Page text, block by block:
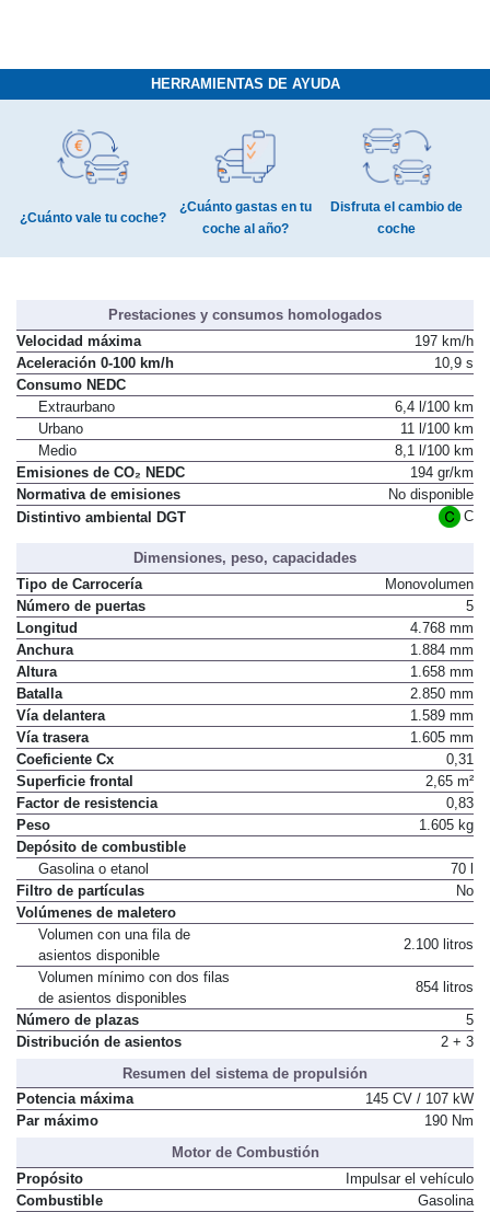
HERRAMIENTAS DE AYUDA
¿Cuánto vale tu coche?
¿Cuánto gastas en tu
coche al año?
Disfruta el cambio de
coche
Prestaciones y consumos homologados
Velocidad máxima
197 km/h
Aceleración 0-100 km/h
10,9 s
Consumo NEDC
Extraurbano
6,4 l/100 km
Urbano
11 l/100 km
Medio
8,1 l/100 km
Emisiones de CO₂ NEDC
194 gr/km
Normativa de emisiones
No disponible
Distintivo ambiental DGT
C
Dimensiones, peso, capacidades
Tipo de Carrocería
Monovolumen
Número de puertas
5
Longitud
4.768 mm
Anchura
1.884 mm
Altura
1.658 mm
Batalla
2.850 mm
Vía delantera
1.589 mm
Vía trasera
1.605 mm
Coeficiente Cx
0,31
Superficie frontal
2,65 m²
Factor de resistencia
0,83
Peso
1.605 kg
Depósito de combustible
Gasolina o etanol
70 l
Filtro de partículas
No
Volúmenes de maletero
Volumen con una fila de
asientos disponible
2.100 litros
Volumen mínimo con dos filas
de asientos disponibles
854 litros
Número de plazas
5
Distribución de asientos
2 + 3
Resumen del sistema de propulsión
Potencia máxima
145 CV / 107 kW
Par máximo
190 Nm
Motor de Combustión
Propósito
Impulsar el vehículo
Combustible
Gasolina